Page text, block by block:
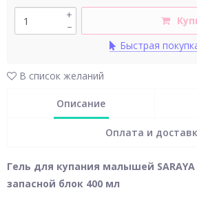
–
+
Быстрая
В список желаний
Описание
Оплата и
Гель для купания малышей SARAYA
запасной блок 400 мл